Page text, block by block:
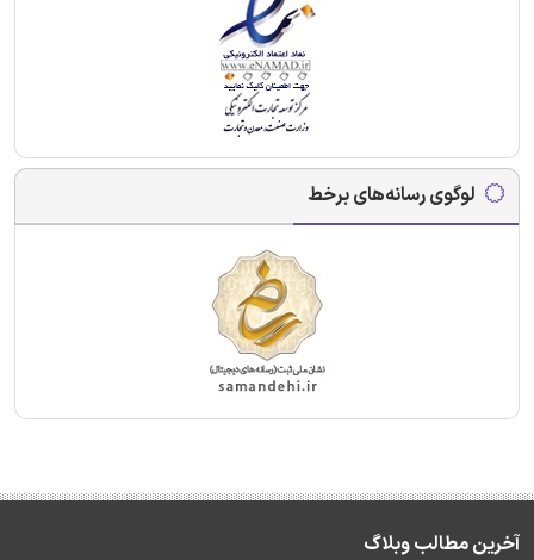
لوگوی رسانه‌های برخط
آخرین مطالب وبلاگ